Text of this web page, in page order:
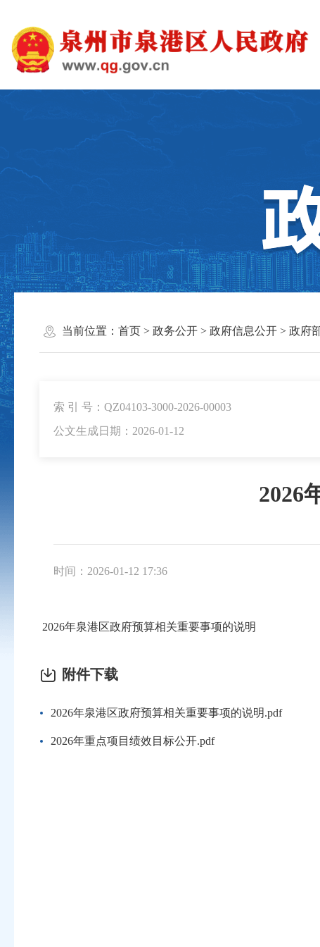
当前位置： 首页 > 政务公开 > 政府信息公开 > 政府
索 引 号：QZ04103-3000-2026-00003
公文生成日期：2026-01-12
2026
时间：2026-01-12 17:36
2026年泉港区政府预算相关重要事项的说明
附件下载
2026年泉港区政府预算相关重要事项的说明.pdf
2026年重点项目绩效目标公开.pdf